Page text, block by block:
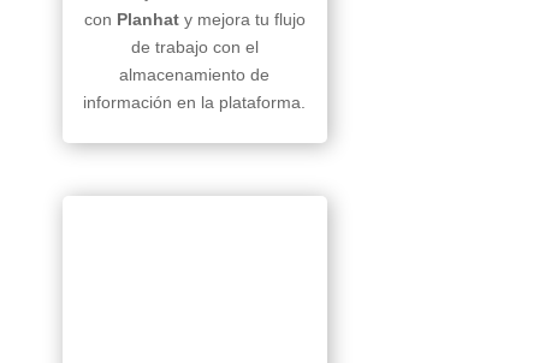
con Planhaty mejora tu flujo
de trabajo con el
almacenamiento de
información en la plataforma.